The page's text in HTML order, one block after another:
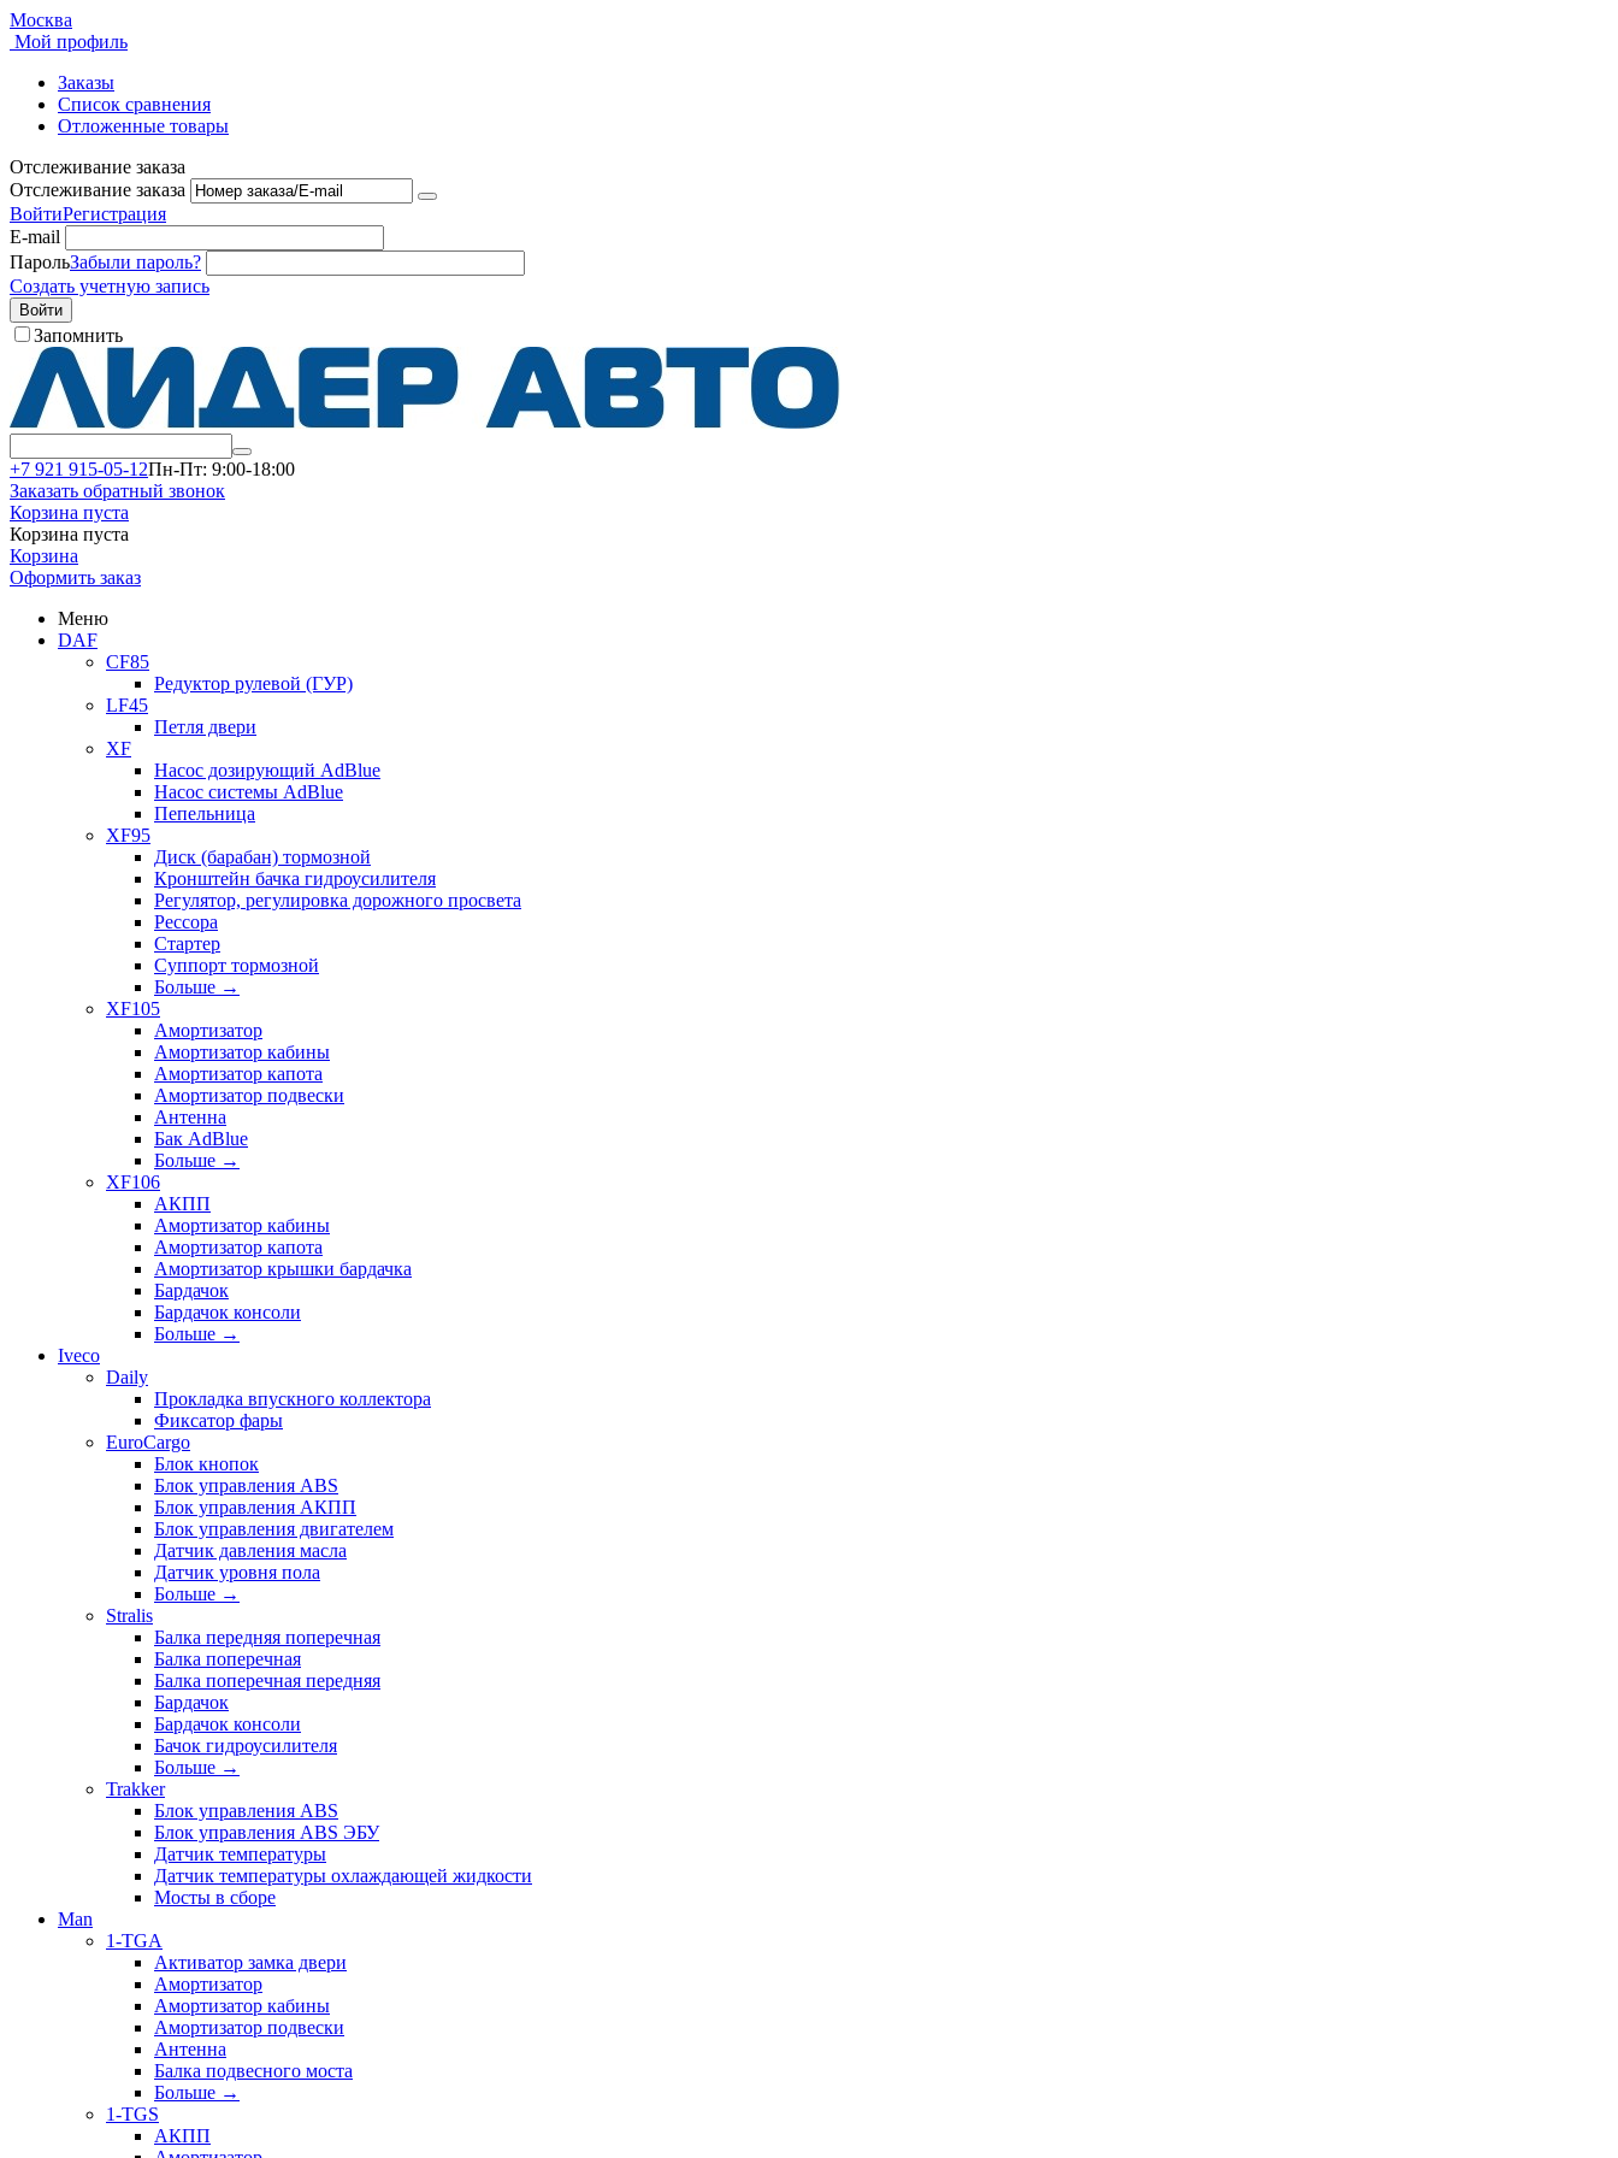
Москва
Мой профиль
Заказы
Список сравнения
Отложенные товары
Отслеживание заказа
Отслеживание заказа
ВойтиРегистрация
E-mail
ПарольЗабыли пароль?
Создать учетную запись
Войти
Запомнить
+7 921 915-05-12Пн-Пт: 9:00-18:00
Заказать обратный звонок
Корзина пуста
Корзина пуста
Корзина
Оформить заказ
Меню
DAF
CF85
Редуктор рулевой (ГУР)
LF45
Петля двери
XF
Насос дозирующий AdBlue
Насос системы AdBlue
Пепельница
XF95
Диск (барабан) тормозной
Кронштейн бачка гидроусилителя
Регулятор, регулировка дорожного просвета
Рессора
Стартер
Суппорт тормозной
Больше →
XF105
Амортизатор
Амортизатор кабины
Амортизатор капота
Амортизатор подвески
Антенна
Бак AdBlue
Больше →
XF106
АКПП
Амортизатор кабины
Амортизатор капота
Амортизатор крышки бардачка
Бардачок
Бардачок консоли
Больше →
Iveco
Daily
Прокладка впускного коллектора
Фиксатор фары
EuroCargo
Блок кнопок
Блок управления ABS
Блок управления АКПП
Блок управления двигателем
Датчик давления масла
Датчик уровня пола
Больше →
Stralis
Балка передняя поперечная
Балка поперечная
Балка поперечная передняя
Бардачок
Бардачок консоли
Бачок гидроусилителя
Больше →
Trakker
Блок управления ABS
Блок управления ABS ЭБУ
Датчик температуры
Датчик температуры охлаждающей жидкости
Мосты в сборе
Man
1-TGA
Активатор замка двери
Амортизатор
Амортизатор кабины
Амортизатор подвески
Антенна
Балка подвесного моста
Больше →
1-TGS
АКПП